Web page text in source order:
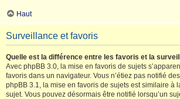
Haut
Surveillance et favoris
Quelle est la différence entre les favoris et la
Avec phpBB 3.0, la mise en favoris de sujets
favoris dans un navigateur. Vous n’étiez pas notifié
phpBB 3.1, la mise en favoris de sujets est similaire à
sujet. Vous pouvez désormais être notifié lorsqu’un